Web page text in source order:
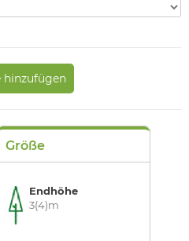
hinzufügen
Größe
Endhöhe
3(4)m